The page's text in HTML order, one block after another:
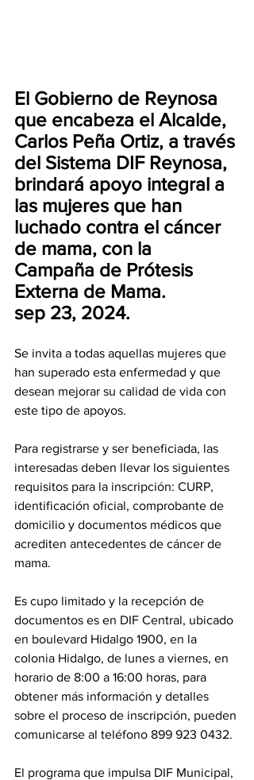
El Gobierno de Reynosa
que encabeza el Alcalde,
Carlos Peña Ortiz, a través
del Sistema DIF Reynosa,
brindará apoyo integral a
las mujeres que han
luchado contra el cáncer
de mama, con la
Campaña de Prótesis
Externa de Mama.
sep 23, 2024.
Se invita a todas aquellas mujeres que
han superado esta enfermedad y que
desean mejorar su calidad de vida con
este tipo de apoyos.
Para registrarse y ser beneficiada, las
interesadas deben llevar los siguientes
requisitos para la inscripción: CURP,
identificación oficial, comprobante de
domicilio y documentos médicos que
acrediten antecedentes de cáncer de
mama.
Es cupo limitado y la recepción de
documentos es en DIF Central, ubicado
en boulevard Hidalgo 1900, en la
colonia Hidalgo, de lunes a viernes, en
horario de 8:00 a 16:00 horas, para
obtener más información y detalles
sobre el proceso de inscripción, pueden
comunicarse al teléfono 899 923 0432.
El programa que impulsa DIF Municipal,